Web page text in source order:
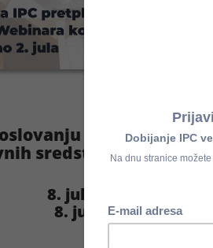
sa Javnim
sredstava (KJS) tipa
8. jul 2026.
8. jul 2026.od